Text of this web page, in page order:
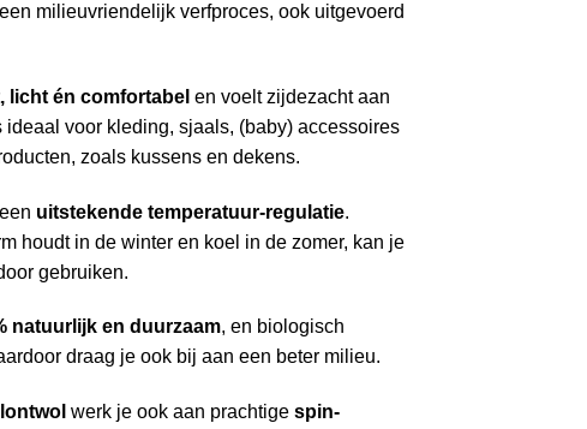
milieuvriendelijk verfproces, ook uitgevoerd
licht én comfortabelen voelt zijdezacht aan
ideaal voor kleding, sjaals, (baby) accessoires
zoals kussens en dekens.
uitstekende temperatuur-regulatie.
houdt in de winter en koel in de zomer, kan je
gebruiken.
natuurlijk en duurzaam, en biologisch
draag je ook bij aan een beter milieu.
lontwol werk je ook aan prachtigespin-